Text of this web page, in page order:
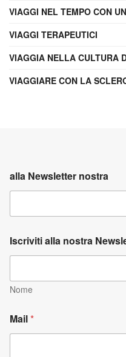
VIAGGI NEL TEMPO CON
VIAGGI TERAPEUTICI
VIAGGIA NELLA CULTURA
VIAGGIARE CON LA
alla Newsletter nostra
Iscriviti alla nostra
Nome
Mail*